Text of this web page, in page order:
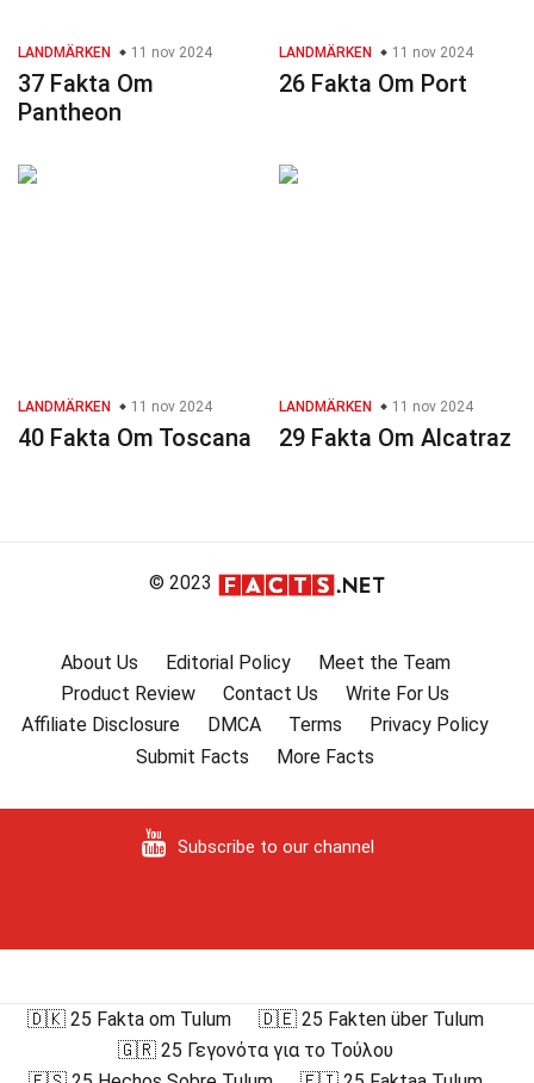
LANDMÄRKEN 11 nov 2024
37 Fakta Om
Pantheon
LANDMÄRKEN 11 nov 2024
26 Fakta Om Port
LANDMÄRKEN 11 nov 2024
40 Fakta Om Toscana
LANDMÄRKEN 11 nov 2024
29 Fakta Om Alcatraz
© 2023
About Us Editorial Policy
Meet the Team
Product Review
Contact Us
Write For Us
Affiliate Disclosure
DMCA Terms
Privacy Policy
Submit Facts
More Facts
Subscribe to our channel
🇩🇰 25 Fakta om Tulum
🇩🇪 25 Fakten über Tulum
🇬🇷 25 Γεγονότα για το Τούλου